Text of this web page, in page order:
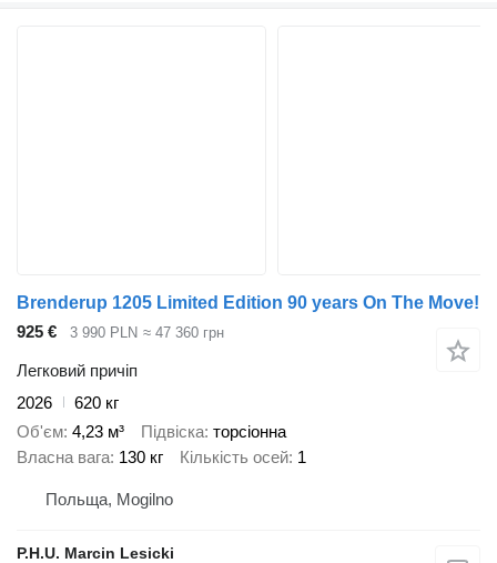
Brenderup 1205 Limited Edition 90 years On The Move!
925 €
3 990 PLN ≈ 47 360 грн
Легковий причіп
2026
620 кг
Об'єм 4,23 м³ Підвіска торсіонна
Власна вага 130 кг Кількість осей 1
Польща, Mogilno
P.H.U. Marcin Lesicki